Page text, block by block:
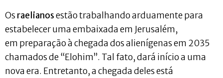
Os raelianosestão trabalhando arduamente para
estabelecer uma embaixada em Jerusalém,
em preparação à chegada dos alienígenas em 2035
chamados de “Elohim”. Tal fato, dará início a uma
nova era. Entretanto, a chegada deles está